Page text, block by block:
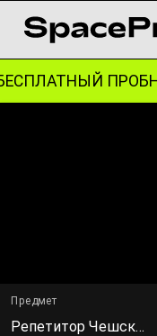
Предмет
Репетитор Чешского